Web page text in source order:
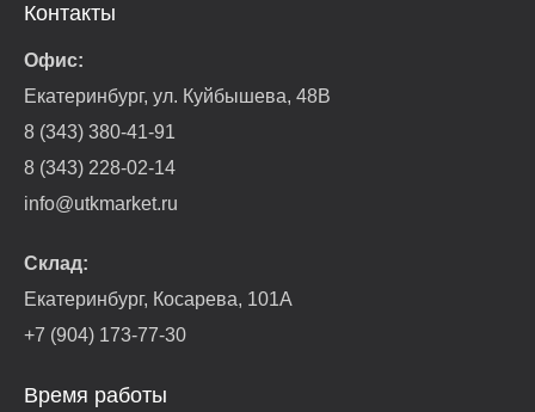
Контакты
Офис:
Екатеринбург, ул. Куйбышева, 48В
8 (343) 380-41-91
8 (343) 228-02-14
info@utkmarket.ru
Склад:
Екатеринбург, Косарева, 101А
+7 (904) 173-77-30
Время работы